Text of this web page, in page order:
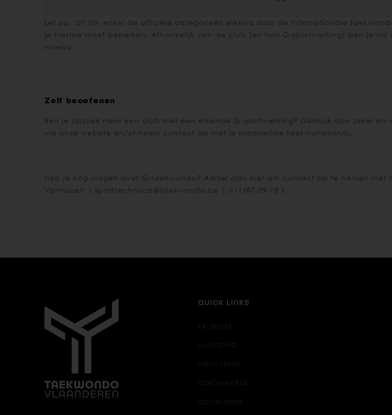
Let op, dit zijn enkel de officiële categorieën erkend door de internationale
je hiertoe moet beperken. Afhankelijk van de club (en hun G-sportwerking) ben je
niveau.
Zelf beoefenen
Ben je opzoek naar een club met een erkende G-sportwerking? Gebruik dan zeker en
via onze website en/of neem contact op met je plaatselijke taekwondoclub.
Heb je nog vragen over G-taekwondo? Aarzel dan niet om contact op te nemen met
Vanrusselt | sporttechnisch@taekwondo.be | 011/87.09.18 )
QUICK LINKS
KALENDER
MARKETING
NIEUWSBRIEF
CORONAVIRUS
DOWNLOADS